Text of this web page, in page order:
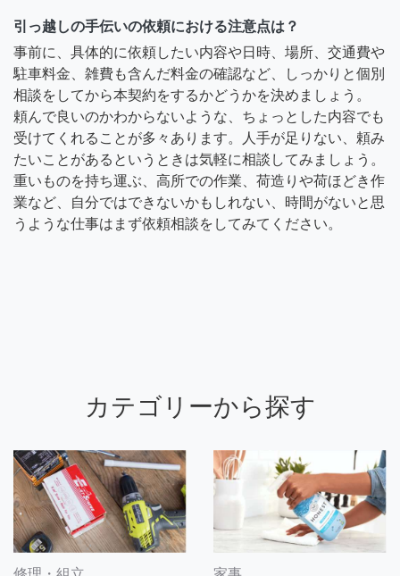
引っ越しの手伝いの依頼における注意点は？
事前に、具体的に依頼したい内容や日時、場所、交通費や
駐車料金、雑費も含んだ料金の確認など、しっかりと個別
相談をしてから本契約をするかどうかを決めましょう。
頼んで良いのかわからないような、ちょっとした内容でも
受けてくれることが多々あります。人手が足りない、頼み
たいことがあるというときは気軽に相談してみましょう。
重いものを持ち運ぶ、高所での作業、荷造りや荷ほどき作
業など、自分ではできないかもしれない、時間がないと思
うような仕事はまず依頼相談をしてみてください。
カテゴリーから探す